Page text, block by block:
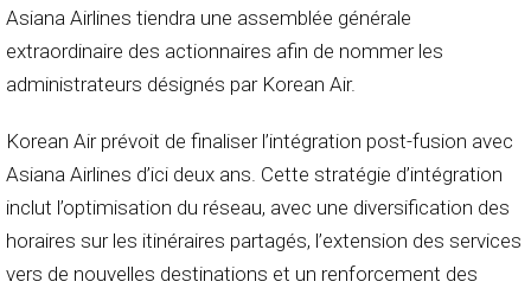
Asiana Airlines tiendra une assemblée générale
extraordinaire des actionnaires afin de nommer les
administrateurs désignés par Korean Air.
Korean Air prévoit de finaliser l’intégration post-fusion avec
Asiana Airlines d’ici deux ans. Cette stratégie d’intégration
inclut l’optimisation du réseau, avec une diversification des
horaires sur les itinéraires partagés, l’extension des services
vers de nouvelles destinations et un renforcement des